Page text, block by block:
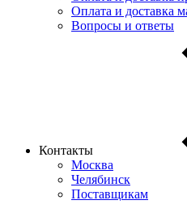
Оплата и доставка
Вопросы и ответы
Контакты
Москва
Челябинск
Поставщикам